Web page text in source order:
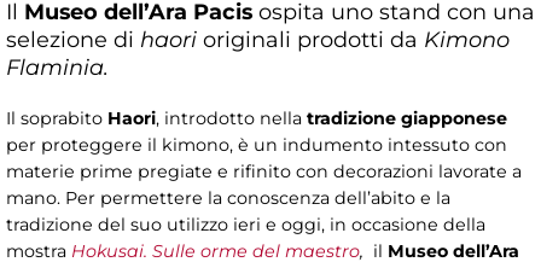
Il Museo dell’Ara Pacis ospita uno stand con una
selezione di haori originali prodotti da Kimono
Flaminia.
Il soprabito Haori, introdotto nella tradizione giapponese
per proteggere il kimono, è un indumento intessuto con
materie prime pregiate e rifinito con decorazioni lavorate a
mano. Per permettere la conoscenza dell’abito e la
tradizione del suo utilizzo ieri e oggi, in occasione della
mostra Hokusai. Sulle orme del maestro, il Museo dell’Ara